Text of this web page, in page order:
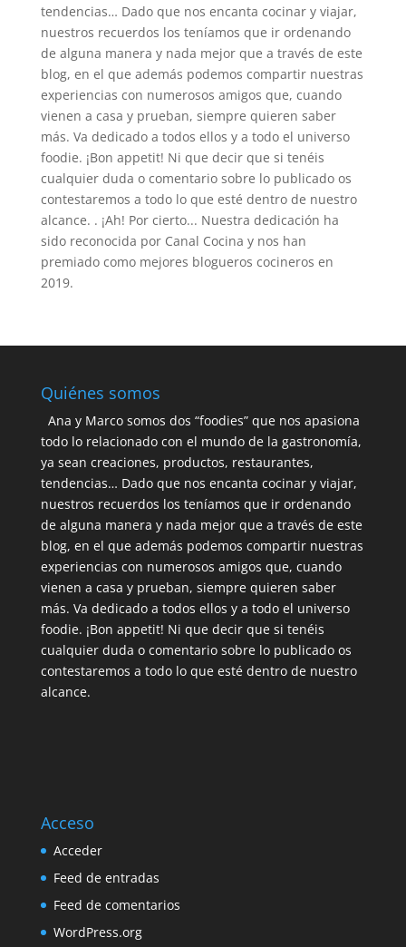
tendencias… Dado que nos encanta cocinar y viajar,
nuestros recuerdos los teníamos que ir ordenando
de alguna manera y nada mejor que a través de este
blog, en el que además podemos compartir nuestras
experiencias con numerosos amigos que, cuando
vienen a casa y prueban, siempre quieren saber
más. Va dedicado a todos ellos y a todo el universo
foodie. ¡Bon appetit! Ni que decir que si tenéis
cualquier duda o comentario sobre lo publicado os
contestaremos a todo lo que esté dentro de nuestro
alcance. . ¡Ah! Por cierto... Nuestra dedicación ha
sido reconocida por Canal Cocina y nos han
premiado como mejores blogueros cocineros en
2019.
Quiénes somos
Ana y Marco somos dos “foodies” que nos apasiona
todo lo relacionado con el mundo de la gastronomía,
ya sean creaciones, productos, restaurantes,
tendencias… Dado que nos encanta cocinar y viajar,
nuestros recuerdos los teníamos que ir ordenando
de alguna manera y nada mejor que a través de este
blog, en el que además podemos compartir nuestras
experiencias con numerosos amigos que, cuando
vienen a casa y prueban, siempre quieren saber
más. Va dedicado a todos ellos y a todo el universo
foodie. ¡Bon appetit! Ni que decir que si tenéis
cualquier duda o comentario sobre lo publicado os
contestaremos a todo lo que esté dentro de nuestro
alcance.
Acceso
Acceder
Feed de entradas
Feed de comentarios
WordPress.org